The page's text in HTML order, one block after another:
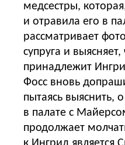
медсестры,
и отравила его в
рассматривает
супруга и
принадлежит
Фосс вновь
пытаясь выяснить,
в палате с
продолжает